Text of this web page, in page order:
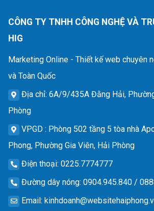
CÔNG TY TNHH CÔNG NGHỆ VÀ
HIG
Marketing Online - Thiết kế web chuyên
và Toàn Quốc
Địa chỉ: 6A/9/435A Đằng Hải,
Phòng
VPGD : Phòng 502 tầng 5 tòa nhà
Phong, Phường Gia Viên, Hải Phòng
Điện thoại: 0225.7774777
Đường dây nóng: 0904.945.840 /
Email: